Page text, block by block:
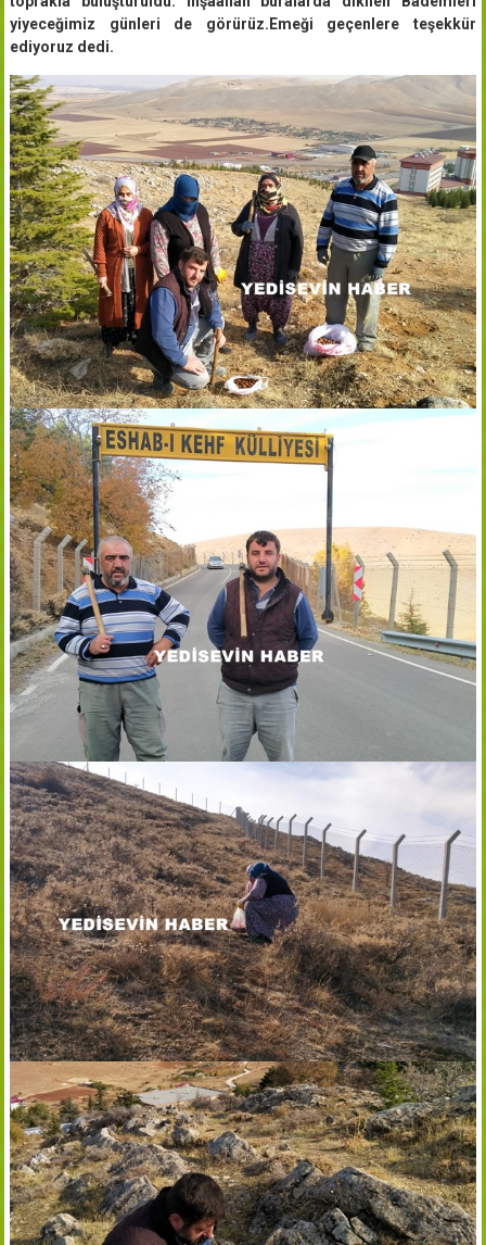
yiyeceğimiz günleri de görürüz.Emeği geçenlere teşekkür
ediyoruz dedi.